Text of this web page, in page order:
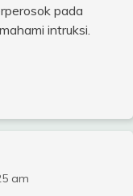
pada
intruksi.
am